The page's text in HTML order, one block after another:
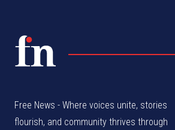
Free News - Where voices unite, stories
flourish, and community thrives through